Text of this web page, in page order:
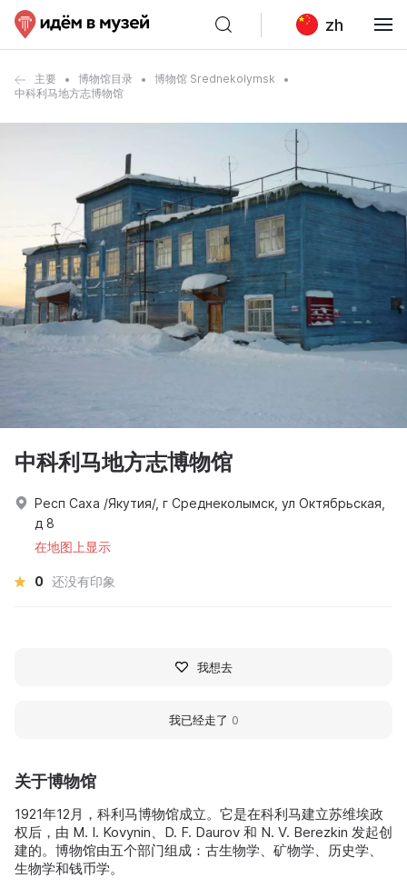
zh
主要 博物馆目录
博物馆 Srednekolymsk
中科利马地方志博物馆
关于博物馆
1921年12月，科利马博物馆成立。它是在科利马建立苏维埃政
权后，由 M. I. Kovynin、D. F. Daurov 和 N. V. Berezkin 发起创
建的。博物馆由五个部门组成：古生物学、矿物学、历史学、
生物学和钱币学。
中科利马地方志博物馆
Респ Саха /Якутия/, г Среднеколымск, ул Октябрьская,
д 8
在地图上显示
0 还没有印象
我想去
我已经走了 0